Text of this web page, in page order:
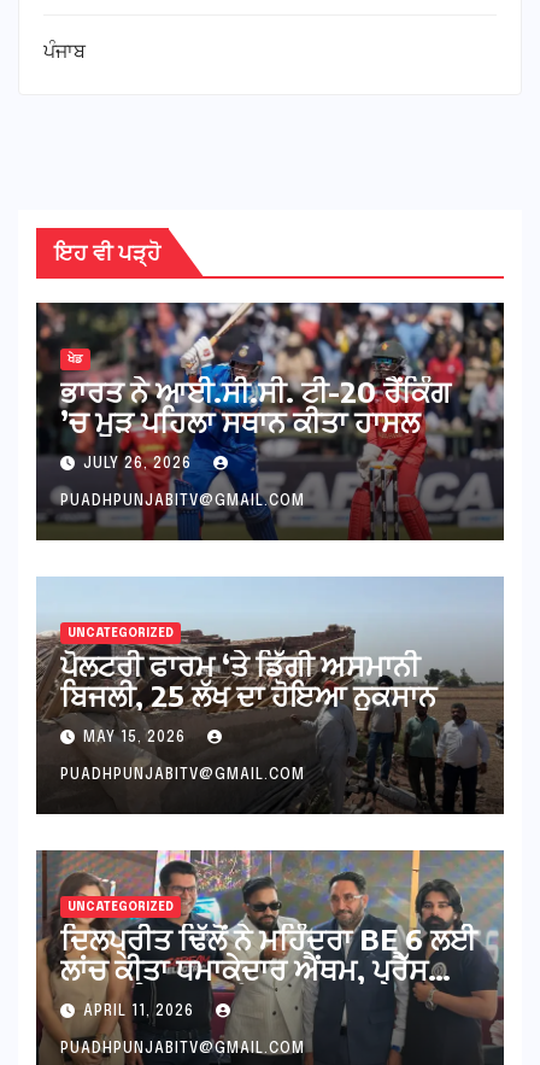
ਪੰਜਾਬ
ਇਹ ਵੀ ਪੜ੍ਹੋ
ਖੇਡ
ਭਾਰਤ ਨੇ ਆਈ.ਸੀ.ਸੀ. ਟੀ-20 ਰੈਂਕਿੰਗ
’ਚ ਮੁੜ ਪਹਿਲਾ ਸਥਾਨ ਕੀਤਾ ਹਾਸਲ
JULY 26, 2026
PUADHPUNJABITV@GMAIL.COM
UNCATEGORIZED
ਪੋਲਟਰੀ ਫਾਰਮ ‘ਤੇ ਡਿੱਗੀ ਅਸਮਾਨੀ
ਬਿਜਲੀ, 25 ਲੱਖ ਦਾ ਹੋਇਆ ਨੁਕਸਾਨ
MAY 15, 2026
PUADHPUNJABITV@GMAIL.COM
UNCATEGORIZED
ਦਿਲਪ੍ਰੀਤ ਢਿੱਲੋਂ ਨੇ ਮਹਿੰਦਰਾ BE 6 ਲਈ
ਲਾਂਚ ਕੀਤਾ ਧਮਾਕੇਦਾਰ ਐਂਥਮ, ਪ੍ਰੈੱਸ
ਕਾਨਫਰੰਸ ‘ਚ ਛਾਇਆ ਜਲਵਾ
APRIL 11, 2026
PUADHPUNJABITV@GMAIL.COM